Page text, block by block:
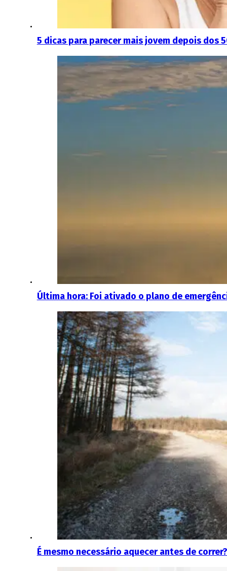
5 dicas para parecer mais jovem depois dos
Última hora: Foi ativado o plano de
É mesmo necessário aquecer antes de correr?